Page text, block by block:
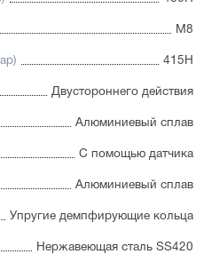
М8
415Н
Двустороннего действия
Алюминиевый сплав
С помощью датчика
Алюминиевый сплав
Упругие демпфирующие кольца
Нержавеющая сталь SS420